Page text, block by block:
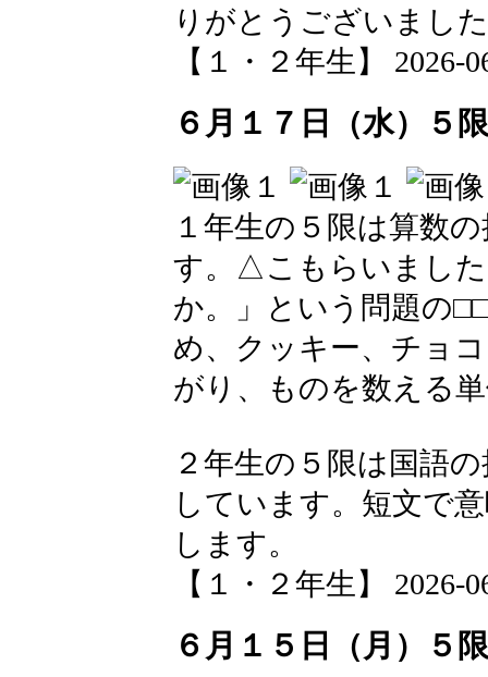
りがとうございまし
【１・２年生】 2026-
６月１７日（水）５
１年生の５限は算数
す。△こもらいまし
か。」という問題の
め、クッキー、チョ
がり、ものを数える
２年生の５限は国語
しています。短文で
します。
【１・２年生】 2026-
６月１５日（月）５